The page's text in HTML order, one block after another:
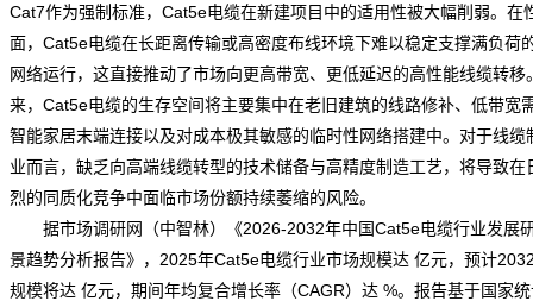
Cat7作为强制标准，Cat5e电缆在新建项目中的适用性被大幅削弱。在
面，Cat5e电缆在长距离传输或高密度布线环境下难以稳定支撑满负荷
网络运行，这直接推动了市场向更高带宽、更低延迟的高性能线缆转移
来，Cat5e电缆的生存空间将主要集中在老旧建筑的线路修补、低带宽
智能家居末端连接以及对成本极其敏感的临时性网络搭建中。对于线缆
业而言，缺乏向高端线缆转型的技术储备与高精度制造工艺，将导致在
烈的同质化竞争中面临市场份额持续萎缩的风险。
据市场调研网（中智林）《2026-2032年中国Cat5e电缆行业发展
景趋势分析报告》，2025年Cat5e电缆行业市场规模达 亿元，预计
规模将达 亿元，期间年均复合增长率（CAGR）达 %。报告基于国家